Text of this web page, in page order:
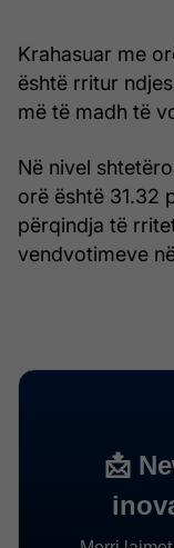
Krahasuar me
është rritur
më të madh të
Në nivel
orë është 31.32
përqindja të
vendvotimeve